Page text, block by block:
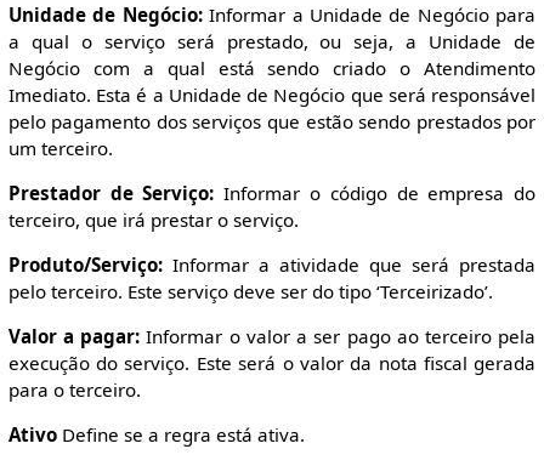
Unidade de Negócio:Informar a Unidade de Negócio para
a qual o serviço será prestado, ou seja, a Unidade de
Negócio com a qual está sendo criado o Atendimento
Imediato. Esta é a Unidade de Negócio que será responsável
pelo pagamento dos serviços que estão sendo prestados por
um terceiro.
Prestador de Serviço: Informar o código de empresa do
terceiro, que irá prestar o serviço.
Produto/Serviço:Informar a atividade que será prestada
pelo terceiro. Este serviço deve ser do tipo ‘Terceirizado’.
Valor a pagar: Informar o valor a ser pago ao terceiro pela
execução do serviço. Este será o valor da nota fiscal gerada
para o terceiro.
AtivoDefine se a regra está ativa.